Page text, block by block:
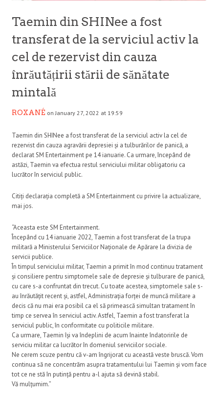
Taemin din SHINee a fost
transferat de la serviciul activ la
cel de rezervist din cauza
înrăutățirii stării de sănătate
mintală
ROXANÉ on January 27, 2022 at 19:59
Taemin din SHINee a fost transferat de la serviciul activ la cel de
rezervist din cauza agravării depresiei și a tulburărilor de panică, a
declarat SM Entertainment pe 14 ianuarie. Ca urmare, începând de
astăzi, Taemin va efectua restul serviciului militar obligatoriu ca
lucrător în serviciul public.
Citiți declarația completă a SM Entertainment cu privire la actualizare,
mai jos.
“Aceasta este SM Entertainment.
Începând cu 14 ianuarie 2022, Taemin a fost transferat de la trupa
militară a Ministerului Serviciilor Naționale de Apărare la divizia de
servicii publice.
În timpul serviciului militar, Taemin a primit în mod continuu tratament
și consiliere pentru simptomele sale de depresie și tulburare de panică,
cu care s-a confruntat din trecut. Cu toate acestea, simptomele sale s-
au înrăutățit recent și, astfel, Administrația forței de muncă militare a
decis că nu mai era posibil ca el să primească simultan tratament în
timp ce servea în serviciul activ. Astfel, Taemin a fost transferat la
serviciul public, în conformitate cu politicile militare.
Ca urmare, Taemin își va îndeplini de acum înainte îndatoririle de
serviciu militar ca lucrător în domeniul serviciilor sociale.
Ne cerem scuze pentru că v-am îngrijorat cu această veste bruscă. Vom
continua să ne concentrăm asupra tratamentului lui Taemin și vom face
tot ce ne stă în putință pentru a-l ajuta să devină stabil.
Vă mulțumim.”